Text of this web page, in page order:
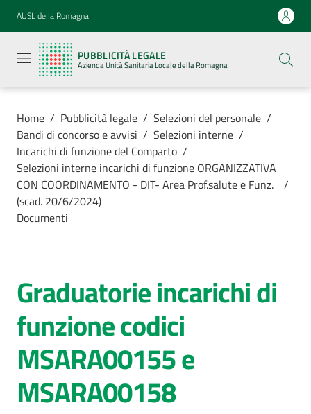
Vai al contenuto
Vai alla navigazione
Vai al footer
AUSL della Romagna
PUBBLICITÀ LEGALE
Azienda Unità Sanitaria Locale della Romagna
legale
Azienda
Unità
Locale della
Azienda
cura
AUSL
Comunica
Home / Pubblicità legale / Selezioni del personale /
Bandi di concorso e avvisi / Selezioni interne /
Incarichi di funzione del Comparto /
Selezioni interne incarichi di funzione ORGANIZZATIVA
CON COORDINAMENTO - DIT- Area Prof.salute e Funz.
(scad. 20/6/2024)
/
Documenti
Graduatorie incarichi di
funzione codici
MSARA00155 e
MSARA00158